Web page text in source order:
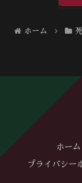
ホーム
ホーム
プライバシー